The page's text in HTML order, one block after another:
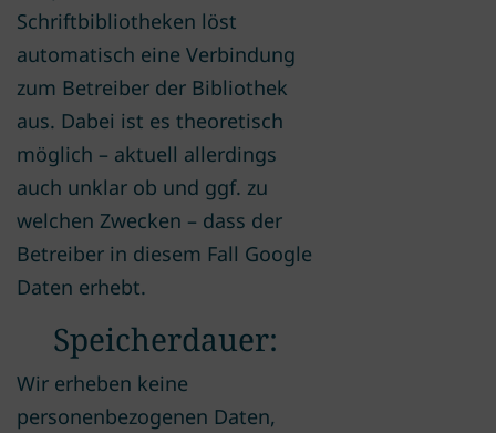
Schriftbibliotheken löst
automatisch eine Verbindung
zum Betreiber der Bibliothek
aus. Dabei ist es theoretisch
möglich – aktuell allerdings
auch unklar ob und ggf. zu
welchen Zwecken – dass der
Betreiber in diesem Fall Google
Daten erhebt.
Speicherdauer:
Wir erheben keine
personenbezogenen Daten,